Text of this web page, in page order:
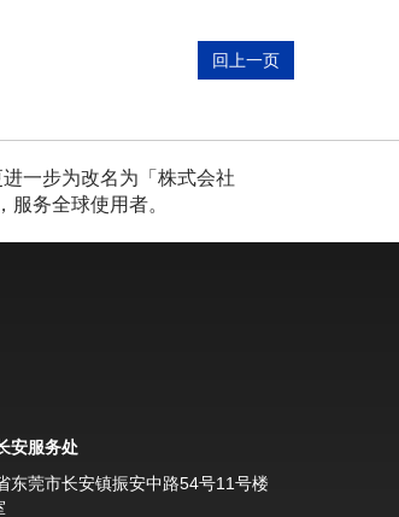
回上一页
一步为改名为「株式会社
务全球使用者。
安服务处
东莞市长安镇振安中路54号11号楼